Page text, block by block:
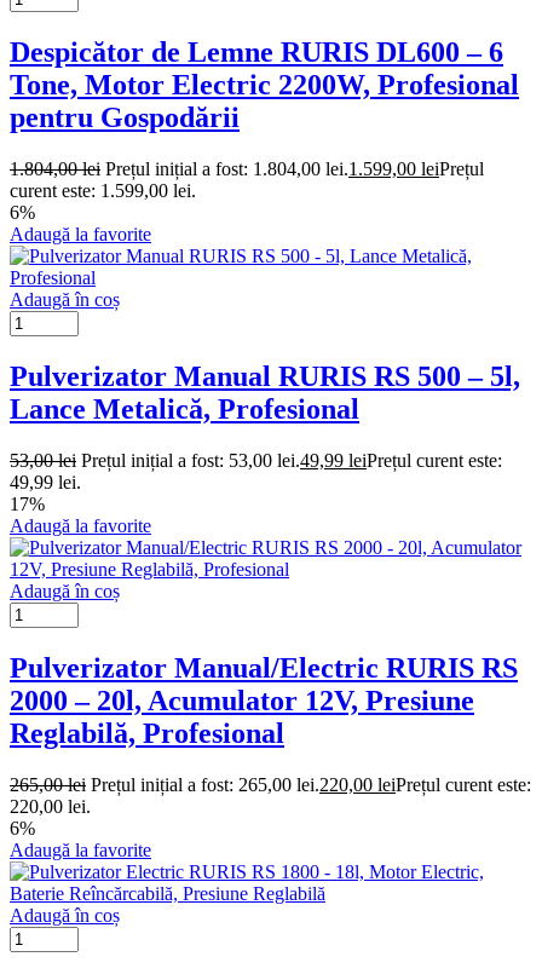
Despicător de Lemne RURIS DL600 – 6
Tone, Motor Electric 2200W, Profesional
pentru Gospodării
1.804,00lei Prețul inițial a fost: 1.804,00 lei.1.599,00 leiPrețul
curent este: 1.599,00 lei.
6%
Adaugă la favorite
Adaugă în coș
Pulverizator Manual RURIS RS 500 – 5l,
Lance Metalică, Profesional
53,00lei Prețul inițial a fost: 53,00 lei.49,99 leiPrețul curent este:
49,99 lei.
17%
Adaugă la favorite
Adaugă în coș
Pulverizator Manual/Electric RURIS RS
2000 – 20l, Acumulator 12V, Presiune
Reglabilă, Profesional
265,00lei Prețul inițial a fost: 265,00 lei.220,00 leiPrețul curent este:
220,00 lei.
6%
Adaugă la favorite
Adaugă în coș